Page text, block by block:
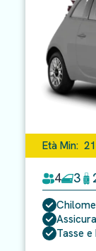
Età Min: 21
4 3
Tasse e